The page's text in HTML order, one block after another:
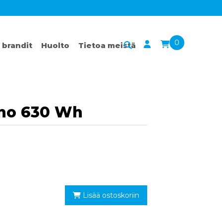
brandit Huolto Tietoa meistä 0
630 Wh
Lisää ostoskoriin